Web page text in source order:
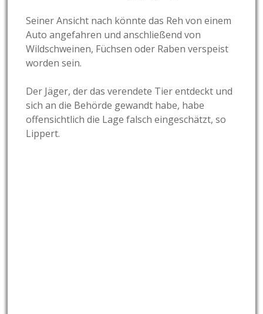
Seiner Ansicht nach könnte das Reh von einem
Auto angefahren und anschließend von
Wildschweinen, Füchsen oder Raben verspeist
worden sein.
Der Jäger, der das verendete Tier entdeckt und
sich an die Behörde gewandt habe, habe
offensichtlich die Lage falsch eingeschätzt, so
Lippert.